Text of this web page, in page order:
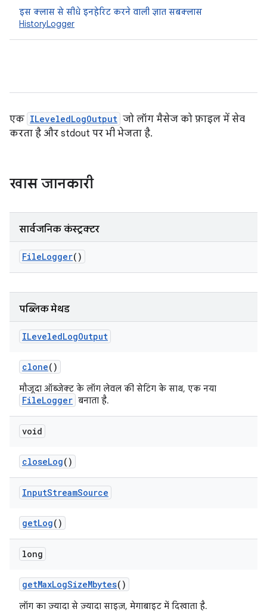
इस क्लास से सीधे इनहेरिट करने वाली ज्ञात सबक्लास
HistoryLogger
एक ILeveledLogOutput जो लॉग मैसेज को फ़ाइल में सेव
करता है और stdout पर भी भेजता है.
खास जानकारी
सार्वजनिक कंस्ट्रक्टर
FileLogger()
पब्लिक मेथड
ILeveledLogOutput
clone()
मौजूदा ऑब्जेक्ट के लॉग लेवल की सेटिंग के साथ, एक नया
FileLogger बनाता है.
void
closeLog()
InputStreamSource
getLog()
long
getMaxLogSizeMbytes()
लॉग का ज़्यादा से ज़्यादा साइज़, मेगाबाइट में दिखाता है.